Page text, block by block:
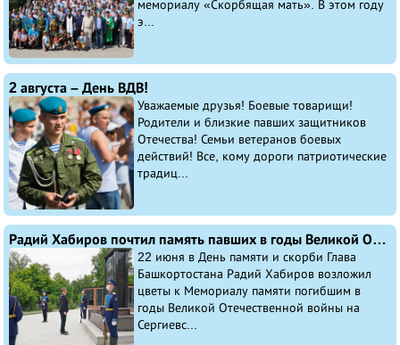
мемориалу «Скорбящая мать». В этом году
э...
2 августа – День ВДВ!
Уважаемые друзья! Боевые товарищи!
Родители и близкие павших защитников
Отечества! Семьи ветеранов боевых
действий! Все, кому дороги патриотические
традиц...
Радий Хабиров почтил память павших в годы Великой Отечественной войны
22 июня в День памяти и скорби Глава
Башкортостана Радий Хабиров возложил
цветы к Мемориалу памяти погибшим в
годы Великой Отечественной войны на
Сергиевс...